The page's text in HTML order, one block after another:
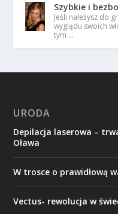
Szybkie i
Jeśli należysz do
wyglądu swoich
tym …
URODA
Depilacja laserowa –
Oława
W trosce o prawidłową
Vectus- rewolucja w